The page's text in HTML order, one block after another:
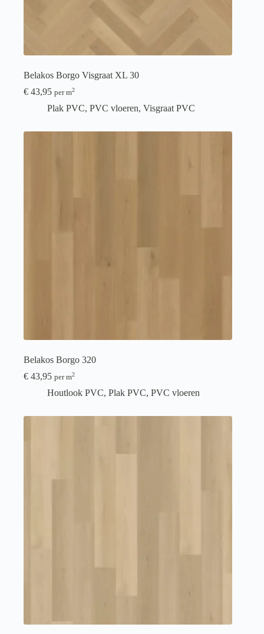
Belakos Borgo Visgraat XL 30
€ 43,95 per m2
Plak PVC, PVC vloeren, Visgraat PVC
Belakos Borgo 320
€ 43,95 per m2
Houtlook PVC, Plak PVC, PVC vloeren